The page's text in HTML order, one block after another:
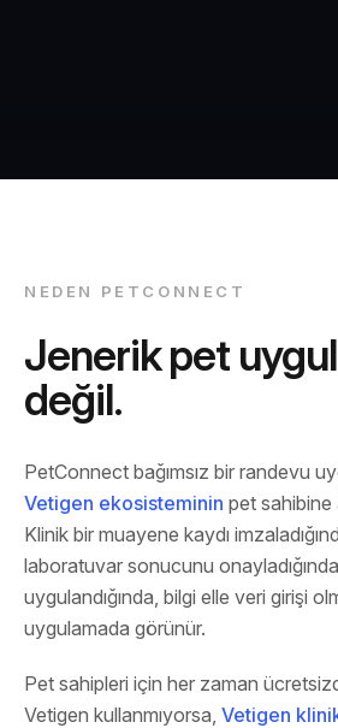
NEDEN PETCONNECT
Jenerik pet
değil.
PetConnect bağımsız bir randevu
Vetigen ekosisteminin pet sahibine
Klinik bir muayene kaydı
laboratuvar sonucunu
uygulandığında, bilgi elle veri girişi
uygulamada görünür.
Pet sahipleri için her zaman
Vetigen kullanmıyorsa, Vetigen